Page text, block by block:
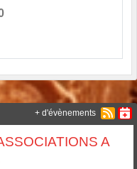
A
+ d'évènements